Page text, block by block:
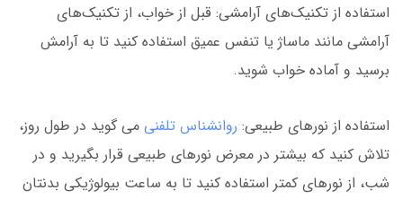
استفاده از تکنیک‌های آرامشی: قبل از خواب، از تکنیک‌های
آرامشی مانند ماساژ یا تنفس عمیق استفاده کنید تا به آرامش
برسید و آماده خواب شوید.
استفاده از نورهای طبیعی: روانشناس تلفنی می گوید در طول روز،
تلاش کنید که بیشتر در معرض نورهای طبیعی قرار بگیرید و در
شب، از نورهای کمتر استفاده کنید تا به ساعت بیولوژیکی بدنتان